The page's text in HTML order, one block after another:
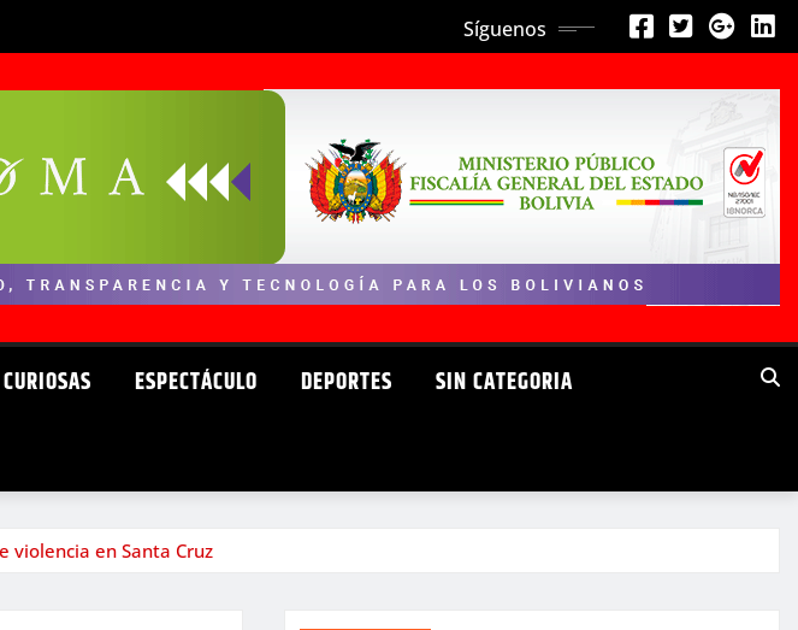
Síguenos
CURIOSAS ESPECTÁCULO DEPORTES SIN CATEGORIA
violencia en Santa Cruz